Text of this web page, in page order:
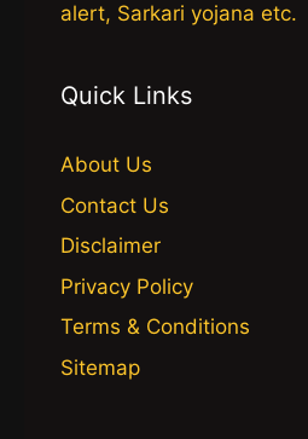
alert, Sarkari yojana etc.
Quick Links
About Us
Contact Us
Disclaimer
Privacy Policy
Terms & Conditions
Sitemap